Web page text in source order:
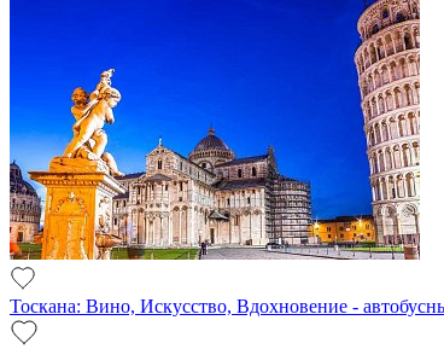
Тоскана: Вино, Искусство, Вдохновение -